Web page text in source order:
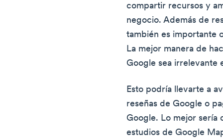
compartir recursos y
negocio. Además de
también es importante
La mejor manera de
Google sea irrelevante
Esto podría llevarte a
reseñas de Google o
Google. Lo mejor sería
estudios de Google